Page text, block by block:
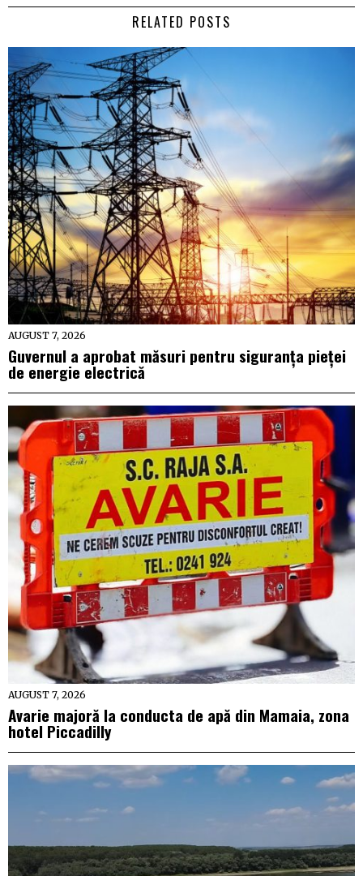
RELATED POSTS
AUGUST 7, 2026
Guvernul a aprobat măsuri pentru siguranța pieței
de energie electrică
AUGUST 7, 2026
Avarie majoră la conducta de apă din Mamaia, zona
hotel Piccadilly